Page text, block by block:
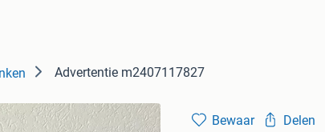
Advertentie m2407117827
Bewaar Delen